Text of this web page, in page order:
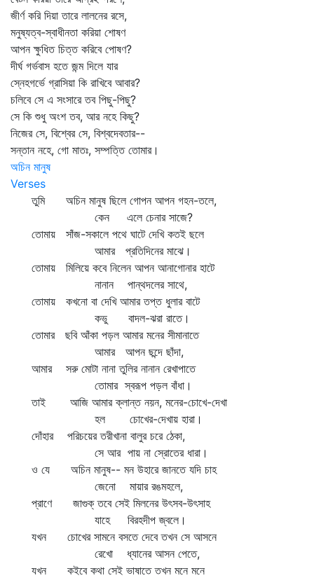
জীর্ণ করি দিয়া তারে লালনের রসে,
মনুষ্যত্ব-স্বাধীনতা করিয়া শোষণ
আপন ক্ষুধিত চিত্ত করিবে পোষণ?
দীর্ঘ গর্ভবাস হতে জন্ম দিলে যার
স্নেহগর্ভে গ্রাসিয়া কি রাখিবে আবার?
চলিবে সে এ সংসারে তব পিছু-পিছু?
সে কি শুধু অংশ তব, আর নহে কিছু?
নিজের সে, বিশ্বের সে, বিশ্বদেবতার--
সন্তান নহে, গো মাতঃ, সম্পত্তি তোমার।
অচিন মানুষ
Verses
তুমি অচিন মানুষ ছিলে গোপন আপন গহন-তলে,
কেন এলে চেনার সাজে?
তোমায় সাঁজ-সকালে পথে ঘাটে দেখি কতই ছলে
আমার প্রতিদিনের মাঝে।
তোমায় মিলিয়ে কবে নিলেন আপন আনাগোনার হাটে
নানান পান্থদলের সাথে,
তোমায় কখনো বা দেখি আমার তপ্ত ধুলার বাটে
কভু বাদল-ঝরা রাতে।
তোমার ছবি আঁকা পড়ল আমার মনের সীমানাতে
আমার আপন ছন্দে ছাঁদা,
আমার সরু মোটা নানা তুলির নানান রেখাপাতে
তোমার স্বরূপ পড়ল বাঁধা।
তাই আজি আমার ক্লান্ত নয়ন, মনের-চোখে-দেখা
হল চোখের-দেখায় হারা।
দোঁহার পরিচয়ের তরীখানা বালুর চরে ঠেকা,
সে আর পায় না স্রোতের ধারা।
ও যে অচিন মানুষ-- মন উহারে জানতে যদি চাহ
জেনো মায়ার রঙমহলে,
প্রাণে জাগুক্‌ তবে সেই মিলনের উৎসব-উৎসাহ
যাহে বিরহদীপ জ্বলে।
যখন চোখের সামনে বসতে দেবে তখন সে আসনে
রেখো ধ্যানের আসন পেতে,
যখন কইবে কথা সেই ভাষাতে তখন মনে মনে